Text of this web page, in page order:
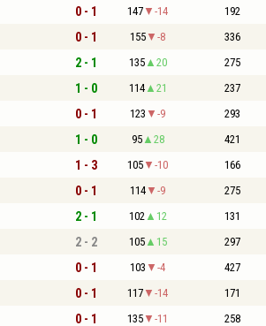
0 - 1 147 -14 192
0 - 1 155 -8 336
2 - 1 135 20 275
1 - 0 114 21 237
0 - 1 123 -9 293
1 - 0 95 28 421
1 - 3 105 -10 166
0 - 1 114 -9 275
2 - 1 102 12 131
2 - 2 105 15 297
0 - 1 103 -4 427
0 - 1 117 -14 171
0 - 1 135 -11 258